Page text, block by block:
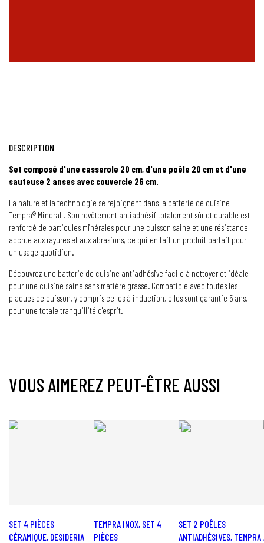
DESCRIPTION
Set composé d'une casserole 20 cm, d'une poêle 20 cm et d'une
sauteuse 2 anses avec couvercle 26 cm.
La nature et la technologie se rejoignent dans la batterie de cuisine
Tempra® Mineral ! Son revêtement antiadhésif totalement sûr et durable est
renforcé de particules minérales pour une cuisson saine et une résistance
accrue aux rayures et aux abrasions, ce qui en fait un produit parfait pour
un usage quotidien.
Découvrez une batterie de cuisine antiadhésive facile à nettoyer et idéale
pour une cuisine saine sans matière grasse. Compatible avec toutes les
plaques de cuisson, y compris celles à induction, elles sont garantie 5 ans,
pour une totale tranquillité d'esprit.
VOUS AIMEREZ PEUT-ÊTRE AUSSI
SET 4 PIÈCES
CÉRAMIQUE, DESIDERIA
TEMPRA INOX, SET 4
PIÈCES
SET 2 POÊLES
ANTIADHÉSIVES, TEMPRA